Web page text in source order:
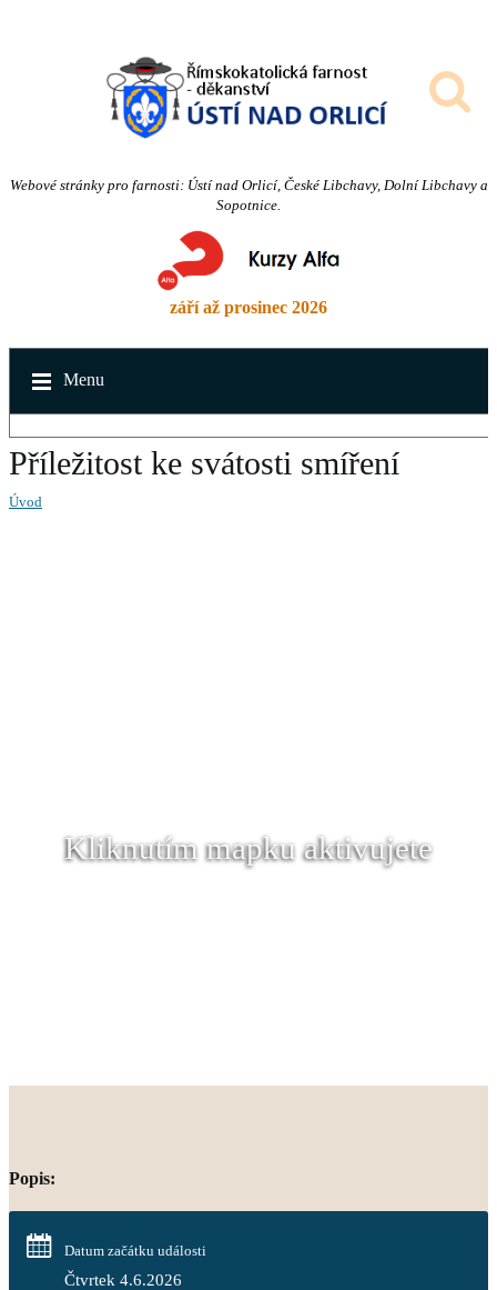
Webové stránky pro farnosti: Ústí nad Orlicí, České Libchavy, Dolní Libchavy a
Sopotnice.
září až prosinec 2026
Menu
Příležitost ke svátosti smíření
Úvod
Kliknutím mapku aktivujete
Popis:
Datum začátku události
Čtvrtek 4.6.2026